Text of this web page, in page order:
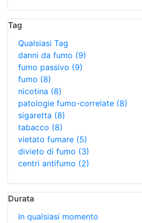
Tag
Qualsiasi Tag
danni da fumo (9)
fumo passivo (9)
fumo (8)
nicotina (8)
patologie fumo-correlate (8)
sigaretta (8)
tabacco (8)
vietato fumare (5)
divieto di fumo (3)
centri antifumo (2)
Durata
In qualsiasi momento